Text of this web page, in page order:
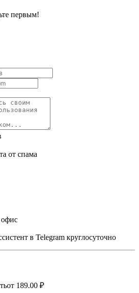
первым!
от спама
в Telegram круглосуточно
от 189.00 ₽